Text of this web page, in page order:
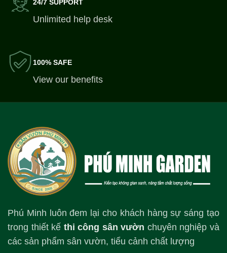
24/7 SUPPORT
Unlimited help desk
100% SAFE
View our benefits
Phú Minh luôn đem lại cho khách hàng sự sáng tạo
trong thiết kế thi công sân vườn chuyên nghiệp và
các sản phẩm sân vườn, tiểu cảnh chất lượng